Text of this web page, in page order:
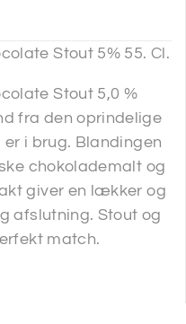
Stout 5% 55. Cl.
Stout 5,0 %
fra den oprindelige
i brug. Blandingen
chokolademalt og
giver en lækker og
afslutning. Stout og
match.